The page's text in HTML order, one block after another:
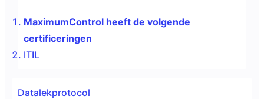
MaximumControl heeft de volgende
certificeringen
ITIL
Datalekprotocol